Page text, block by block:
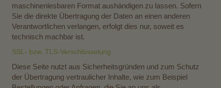
maschinenlesbaren Format aushändigen zu lassen. Sofern
Sie die direkte Übertragung der Daten an einen anderen
Verantwortlichen verlangen, erfolgt dies nur, soweit es
technisch machbar ist.
SSL- bzw. TLS-Verschlüsselung
Diese Seite nutzt aus Sicherheitsgründen und zum Schutz
der Übertragung vertraulicher Inhalte, wie zum Beispiel